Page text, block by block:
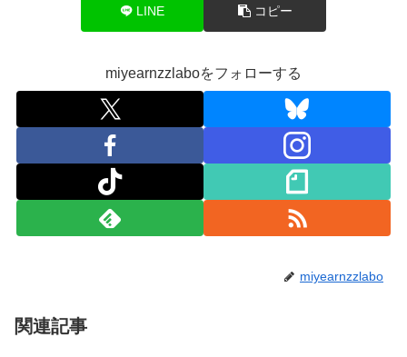
LINE コピー
miyearnzzlaboをフォローする
miyearnzzlabo
関連記事